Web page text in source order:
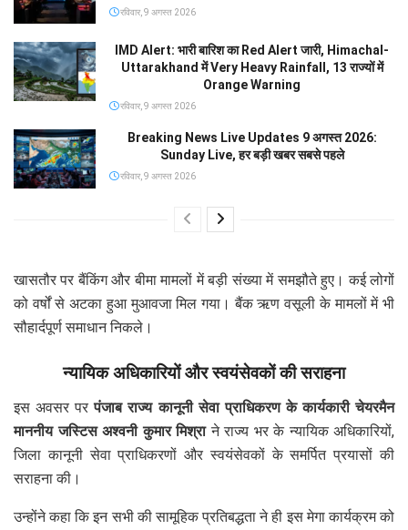
रविवार, 9 अगस्त 2026
IMD Alert: भारी बारिश का Red Alert जारी, Himachal-
Uttarakhand में Very Heavy Rainfall, 13 राज्यों में
Orange Warning
रविवार, 9 अगस्त 2026
Breaking News Live Updates 9 अगस्त 2026:
Sunday Live, हर बड़ी खबर सबसे पहले
रविवार, 9 अगस्त 2026
खासतौर पर बैंकिंग और बीमा मामलों में बड़ी संख्या में समझौते हुए। कई लोगों
को वर्षों से अटका हुआ मुआवजा मिल गया। बैंक ऋण वसूली के मामलों में भी
सौहार्दपूर्ण समाधान निकले।
न्यायिक अधिकारियों और स्वयंसेवकों की सराहना
इस अवसर परपंजाब राज्य कानूनी सेवा प्राधिकरण के कार्यकारी चेयरमैन
माननीय जस्टिस अश्वनी कुमार मिश्राने राज्य भर के न्यायिक अधिकारियों,
जिला कानूनी सेवा प्राधिकरणों और स्वयंसेवकों के समर्पित प्रयासों की
सराहना की।
उन्होंने कहा कि इन सभी की सामूहिक प्रतिबद्धता ने ही इस मेगा कार्यक्रम को